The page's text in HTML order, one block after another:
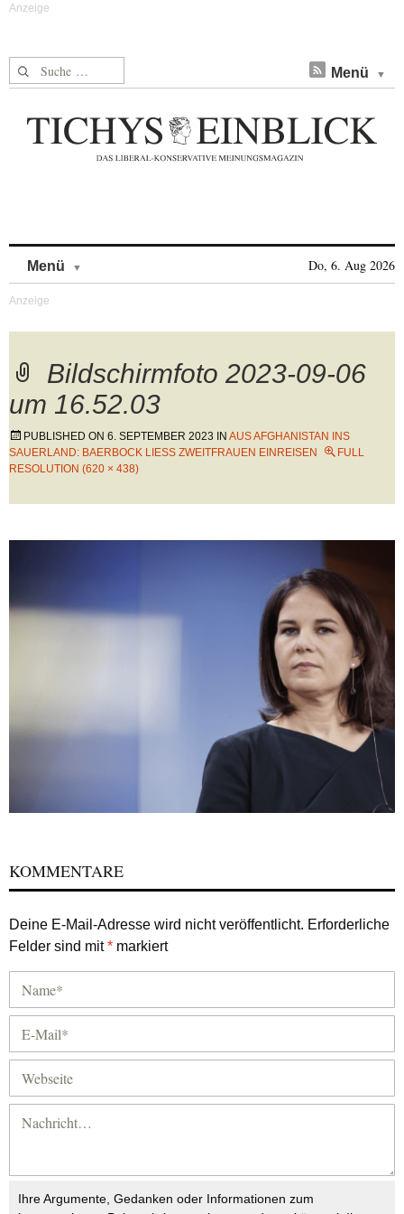
Suche nach: Menü
Menü Do, 6. Aug 2026
Bildschirmfoto 2023-09-06
um 16.52.03
PUBLISHED ON 6. SEPTEMBER 2023 IN AUS AFGHANISTAN INS
SAUERLAND: BAERBOCK LIESS ZWEITFRAUEN EINREISEN
FULL
RESOLUTION (620 × 438)
KOMMENTARE
Deine E-Mail-Adresse wird nicht veröffentlicht. Erforderliche
Felder sind mit* markiert
Ihre Argumente, Gedanken oder Informationen zum